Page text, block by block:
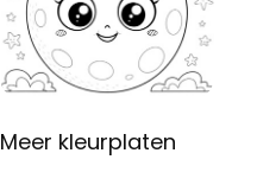
Meer kleurplaten